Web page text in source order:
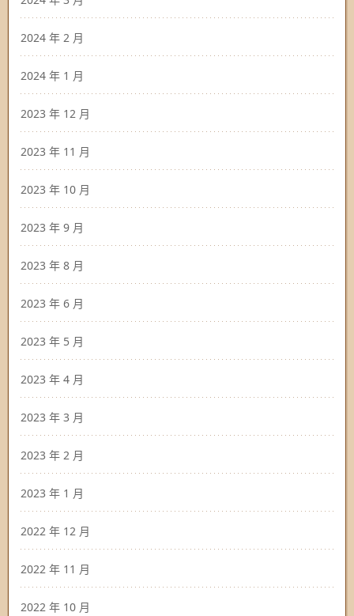
2024 年 2 月
2024 年 1 月
2023 年 12 月
2023 年 11 月
2023 年 10 月
2023 年 9 月
2023 年 8 月
2023 年 6 月
2023 年 5 月
2023 年 4 月
2023 年 3 月
2023 年 2 月
2023 年 1 月
2022 年 12 月
2022 年 11 月
2022 年 10 月